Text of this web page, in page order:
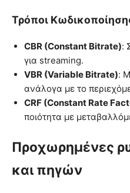
Τρόποι
CBR (Constant Bitrate):
για streaming.
VBR (Variable Bitrate):
ανάλογα με το
CRF (Constant Rate
ποιότητα με
Προχωρημένες
και πηγών